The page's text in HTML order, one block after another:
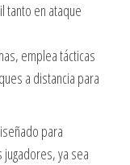
tanto en ataque
emplea tácticas
a distancia para
para
ya sea